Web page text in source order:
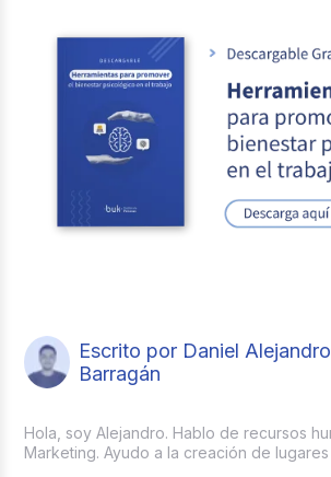
Escrito por Daniel
Barragán
Hola, soy Alejandro. Hablo de recursos
Marketing. Ayudo a la creación de lugares